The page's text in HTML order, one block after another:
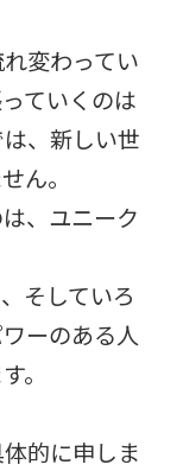
変わってい
ていくのは
、新しい世
ん。
、ユニーク
そしていろ
ーのある人
。
的に申しま